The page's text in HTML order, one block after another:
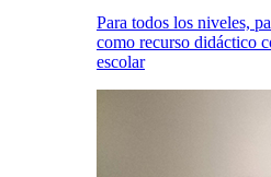
Para todos los niveles,
como recurso didáctico
escolar